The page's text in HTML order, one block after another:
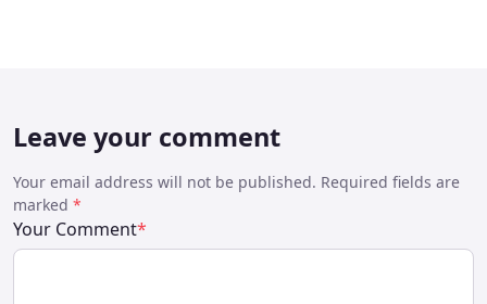
Leave your comment
Your email address will not be published. Required fields are
marked *
Your Comment*